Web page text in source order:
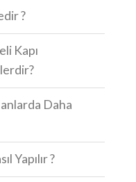
?
Kapı
Daha
Yapılır ?